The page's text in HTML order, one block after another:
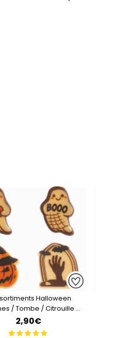
Halloween
/ Tombe / Citrouille –
Chocolat
2,90€